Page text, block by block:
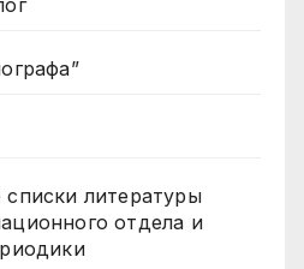
литературы
отдела и